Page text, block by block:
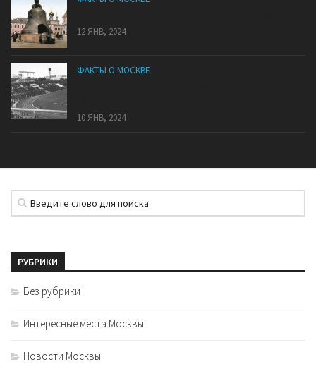
12 ЯНВ, 2024
ФАКТЫ О МОСКВЕ
10 ЯНВ, 2024
РУБРИКИ
Без рубрики
Интересные места Москвы
Новости Москвы